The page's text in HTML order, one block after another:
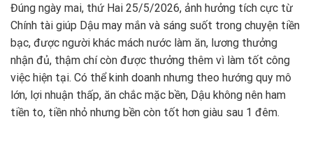
Đúng ngày mai, thứ Hai 25/5/2026, ảnh hưởng tích cực từ
Chính tài giúp Dậu may mắn và sáng suốt trong chuyện tiền
bạc, được người khác mách nước làm ăn, lương thưởng
nhận đủ, thậm chí còn được thưởng thêm vì làm tốt công
việc hiện tại. Có thể kinh doanh nhưng theo hướng quy mô
lớn, lợi nhuận thấp, ăn chắc mặc bền, Dậu không nên ham
tiền to, tiền nhỏ nhưng bền còn tốt hơn giàu sau 1 đêm.